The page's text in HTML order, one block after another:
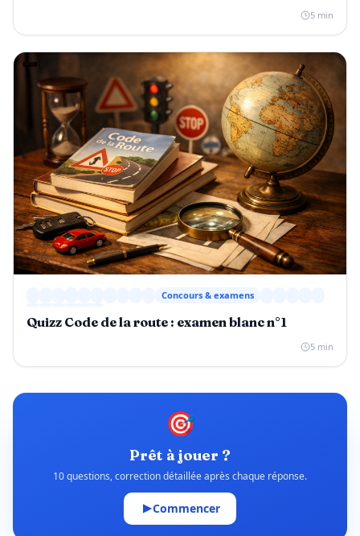
5 min
Concours & examens
Quizz Code de la route : examen blanc n°1
5 min
🎯
Prêt à jouer ?
10 questions, correction détaillée après chaque réponse.
Commencer